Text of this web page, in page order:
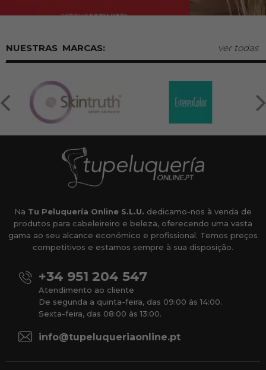
MARCAS: ver todas
Na Tu Peluquería Online S.L.U. dedicamo-nos à venda de
produtos para cabeleireiro e beleza, oferecendo uma vasta
gama ao seu alcance económico e profissional. Temos preços
competitivos e estamos sempre à sua disposição.
+34 951 204 547
Atendimento ao cliente
De segunda a quinta-feira, das 09:00 às 14:00.
Sexta-feira, das 08:00 às 13:00.
info@tupeluqueriaonline.pt